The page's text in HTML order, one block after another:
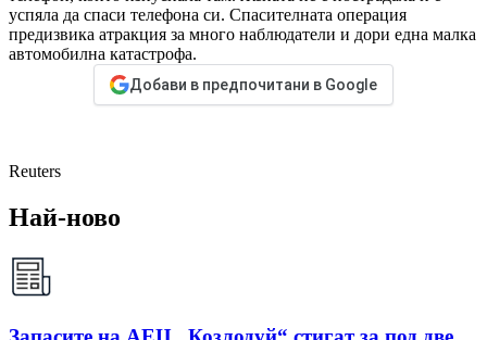
успяла да спаси телефона си. Спасителната операция
предизвика атракция за много наблюдатели и дори една малка
автомобилна катастрофа.
Добави в предпочитани в Google
Reuters
Най-ново